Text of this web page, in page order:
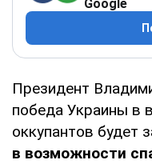
Google
Президент
победа Украины в
оккупантов будет
в возможности